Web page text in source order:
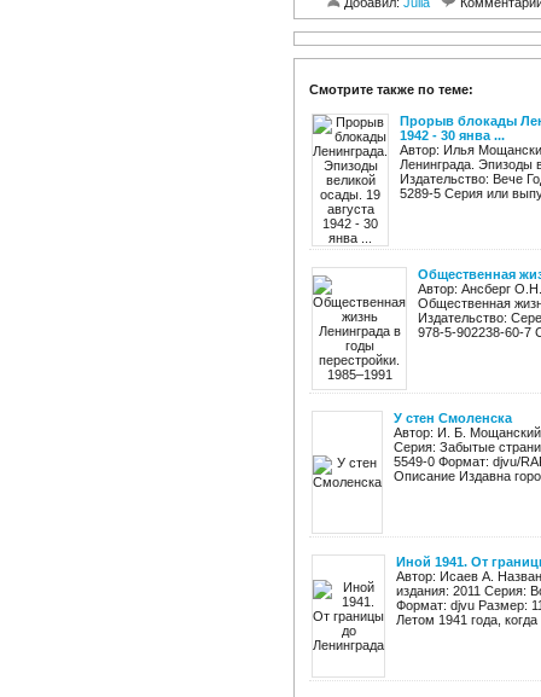
Смотрите также по теме:
Прорыв блокады
1942 - 30 янва ...
Автор: Илья
Ленинграда. Эпизоды
Издательство: Вече
5289-5 Серия или
Общественная
Автор: Ансберг
Общественная
Издательство:
978-5-902238-60-7
У стен Смоленска
Автор: И. Б. Мощанский
Серия: Забытые
5549-0 Формат: djvu/
Описание Издавна
Иной 1941. От
Автор: Исаев А.
издания: 2011 Серия:
Формат: djvu Размер:
Летом 1941 года,